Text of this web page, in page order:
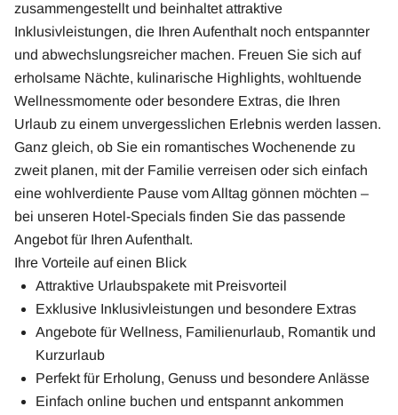
zusammengestellt und beinhaltet attraktive
Inklusivleistungen, die Ihren Aufenthalt noch entspannter
und abwechslungsreicher machen. Freuen Sie sich auf
erholsame Nächte, kulinarische Highlights, wohltuende
Wellnessmomente oder besondere Extras, die Ihren
Urlaub zu einem unvergesslichen Erlebnis werden lassen.
Ganz gleich, ob Sie ein romantisches Wochenende zu
zweit planen, mit der Familie verreisen oder sich einfach
eine wohlverdiente Pause vom Alltag gönnen möchten –
bei unseren Hotel-Specials finden Sie das passende
Angebot für Ihren Aufenthalt.
Ihre Vorteile auf einen Blick
Attraktive Urlaubspakete mit Preisvorteil
Exklusive Inklusivleistungen und besondere Extras
Angebote für Wellness, Familienurlaub, Romantik und
Kurzurlaub
Perfekt für Erholung, Genuss und besondere Anlässe
Einfach online buchen und entspannt ankommen